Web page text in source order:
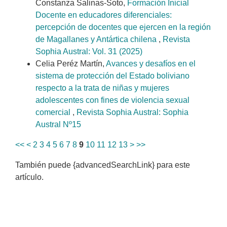
Constanza Salinas-Soto, Formación Inicial
Docente en educadores diferenciales:
percepción de docentes que ejercen en la región
de Magallanes y Antártica chilena , Revista
Sophia Austral: Vol. 31 (2025)
Celia Peréz Martín, Avances y desafíos en el
sistema de protección del Estado boliviano
respecto a la trata de niñas y mujeres
adolescentes con fines de violencia sexual
comercial , Revista Sophia Austral: Sophia
Austral Nº15
<< < 2 3 4 5 6 7 8 9 10 11 12 13 > >>
También puede {advancedSearchLink} para este
artículo.